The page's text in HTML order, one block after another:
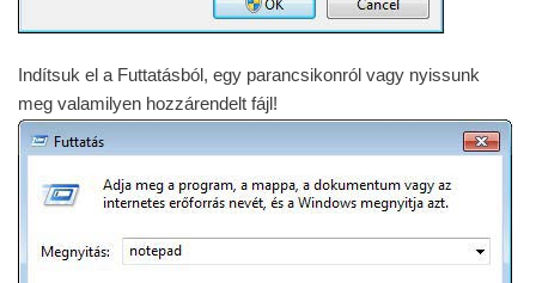
Indítsuk el a Futtatásból, egy parancsikonról vagy nyissunk
meg valamilyen hozzárendelt fájl!